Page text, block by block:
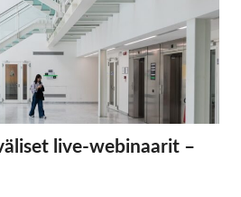
live-webinaarit –